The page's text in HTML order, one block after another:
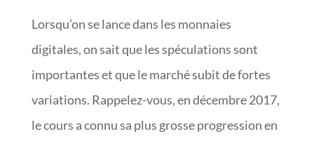
Lorsqu’on se lance dans les monnaies
digitales, on sait que les spéculations sont
importantes et que le marché subit de fortes
variations. Rappelez-vous, en décembre 2017,
le cours a connu sa plus grosse progression en